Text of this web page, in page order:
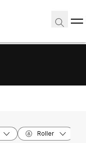
Roller